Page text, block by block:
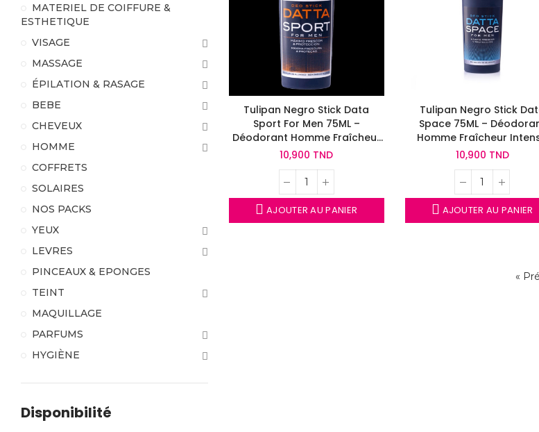
Tulipan Negro Stick Data
Sport For Men 75ML –
Déodorant Homme Fraîcheur
Sport
10,900 TND
AJOUTER AU PANIER
Tulipan Negro Stick
Space 75ML –
Homme Fraîcheur
10,900 TND
AJOUTER AU PANIER
«
MATERIEL DE COIFFURE &
ESTHETIQUE
VISAGE
MASSAGE
ÉPILATION & RASAGE
BEBE
CHEVEUX
HOMME
COFFRETS
SOLAIRES
NOS PACKS
YEUX
LEVRES
PINCEAUX & EPONGES
TEINT
MAQUILLAGE
PARFUMS
HYGIÈNE
Disponibilité